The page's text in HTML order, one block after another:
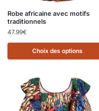
Robe africaine avec motifs
traditionnels
47.99€
Choix des options